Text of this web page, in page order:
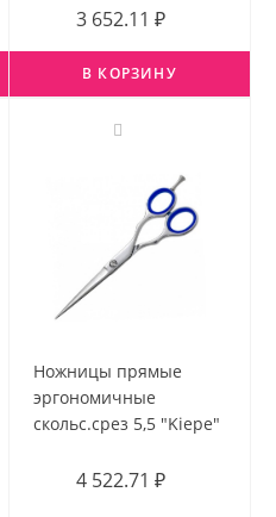
3 652.11 ₽
В КОРЗИНУ
Ножницы прямые
эргономичные
скольс.срез 5,5 "Kiepe"
4 522.71 ₽